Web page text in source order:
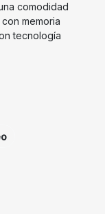
comodidad
memoria
tecnología